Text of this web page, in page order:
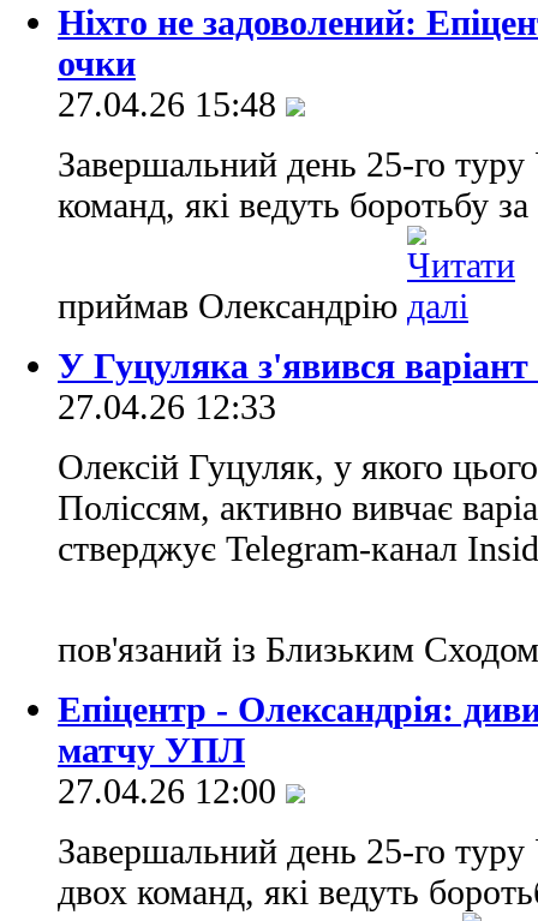
Ніхто не задоволений:
очки
27.04.26 15:48
Завершальний день 25-го
команд, які ведуть боротьбу
приймав Олександрію
У Гуцуляка з'явився
27.04.26 12:33
Олексій Гуцуляк, у якого цього
Поліссям, активно вивчає
стверджує Telegram-канал
пов'язаний із Близьким
Епіцентр - Олександрія:
матчу УПЛ
27.04.26 12:00
Завершальний день 25-го
двох команд, які ведуть